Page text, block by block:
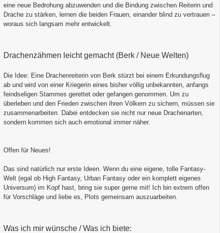
eine neue Bedrohung abzuwenden und die Bindung zwischen Reiterin und
Drache zu stärken, lernen die beiden Frauen, einander blind zu vertrauen –
woraus sich langsam mehr entwickelt.
Drachenzähmen leicht gemacht (Berk / Neue Welten)
Die Idee: Eine Drachenreiterin von Berk stürzt bei einem Erkundungsflug
ab und wird von einer Kriegerin eines bisher völlig unbekannten, anfangs
feindseligen Stammes gerettet oder gefangen genommen. Um zu
überleben und den Frieden zwischen ihren Völkern zu sichern, müssen sie
zusammenarbeiten. Dabei entdecken sie nicht nur neue Drachenarten,
sondern kommen sich auch emotional immer näher.
Offen für Neues!
Das sind natürlich nur erste Ideen. Wenn du eine eigene, tolle Fantasy-
Welt (egal ob High Fantasy, Urban Fantasy oder ein komplett eigenes
Universum) im Kopf hast, bring sie super gerne mit! Ich bin extrem offen
für Vorschläge und liebe es, Plots gemeinsam auszuarbeiten.
Was ich mir wünsche / Was ich biete: